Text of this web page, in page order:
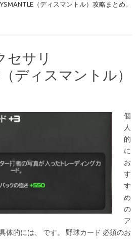
（ディスマントル）攻略まとめ ,
セサリ
ディスマントル）
個
人
的
に
お
す
す
め
の
ア
体的には、 です。 野球カード 必須のお